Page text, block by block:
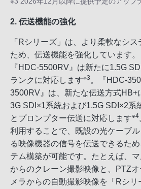
2. 伝送機能の強化
「Rシリーズ」は、より柔軟なシ
ため、伝送機能を強化しています。
『HDC-5500RV』は新たに1.5G
ランクに対応します※3 。『HDC-
3500RV』は、新たな伝送方式HB+
3G SDI×1系統および1.5G SDI×2系
とプロンプター伝送に対応します※4
利用することで、既設の光ケーブ
る映像機器の信号を伝送できるた
テム構築が可能です。たとえば、
からのクレーン撮影映像と、PTZ
メラからの自動撮影映像を「Rシ